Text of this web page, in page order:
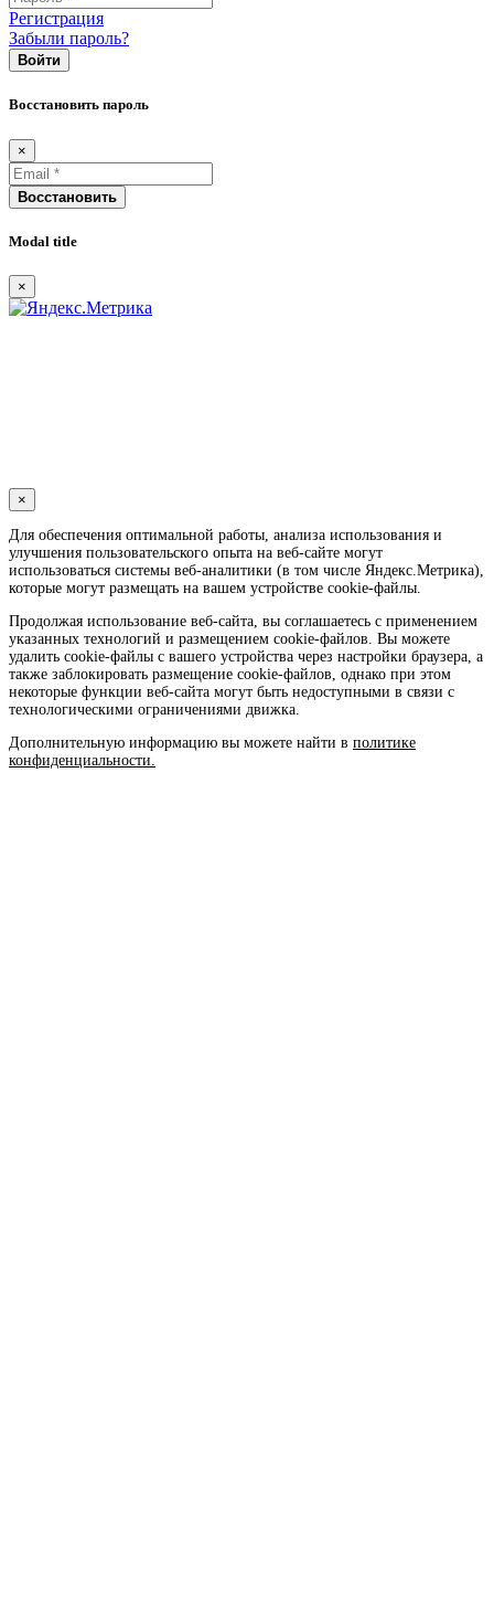
Регистрация
Забыли пароль?
Войти
Восстановить пароль
×
Восстановить
Modal title
×
×
Для обеспечения оптимальной работы, анализа использования и
улучшения пользовательского опыта на веб-сайте могут
использоваться системы веб-аналитики (в том числе Яндекс.Метрика),
которые могут размещать на вашем устройстве cookie-файлы.
Продолжая использование веб-сайта, вы соглашаетесь с применением
указанных технологий и размещением cookie-файлов. Вы можете
удалить cookie-файлы с вашего устройства через настройки браузера, а
также заблокировать размещение cookie-файлов, однако при этом
некоторые функции веб-сайта могут быть недоступными в связи с
технологическими ограничениями движка.
Дополнительную информацию вы можете найти в политике
конфиденциальности.